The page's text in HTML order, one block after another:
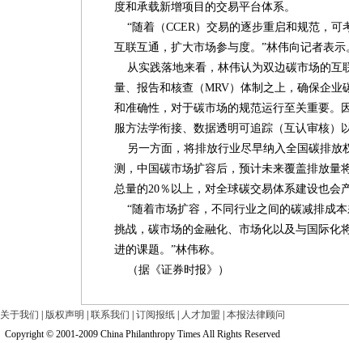
度和承载新增项目的交易平台体系。
“随着（CCER）交易的逐步重启和规范，可
互联互通，扩大市场参与度。”林伟向记者表示
从实践落地来看，林伟认为双边碳市场的互
量、报告和核查（MRV）体制之上，确保企业
和准确性，对于碳市场的规范运行至关重要。
服方法学衔接、数据透明可追踪（互认审核）
另一方面，将排放行业尽早纳入全国碳排放
测，中国碳市场扩容后，预计未来覆盖排放量
总量的20％以上，对全球碳交易体系建设也会
“随着市场扩容，不同行业之间的碳减排成
挑战，碳市场的金融化、市场化以及与国际化
进的课题。”林伟称。
（据《证券时报》）
关于我们 版权声明 联系我们 订阅报纸 人才加盟
本报法律顾问
Copyright © 2001-2009 China Philanthropy Times All Rights Reserved